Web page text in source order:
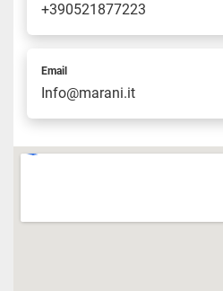
+390521877223
Email
Info@marani.it